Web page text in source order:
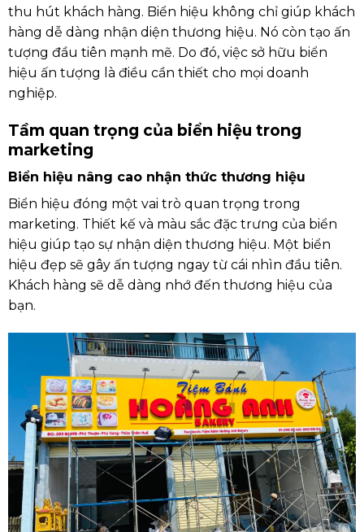
thu hút khách hàng. Biển hiệu không chỉ giúp khách
hàng dễ dàng nhận diện thương hiệu. Nó còn tạo ấn
tượng đầu tiên mạnh mẽ. Do đó, việc sở hữu biển
hiệu ấn tượng là điều cần thiết cho mọi doanh
nghiệp.
Tầm quan trọng của biển hiệu trong
marketing
Biển hiệu nâng cao nhận thức thương hiệu
Biển hiệu đóng một vai trò quan trọng trong
marketing. Thiết kế và màu sắc đặc trưng của biển
hiệu giúp tạo sự nhận diện thương hiệu. Một biển
hiệu đẹp sẽ gây ấn tượng ngay từ cái nhìn đầu tiên.
Khách hàng sẽ dễ dàng nhớ đến thương hiệu của
bạn.